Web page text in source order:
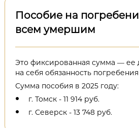
Пособие на
всем умершим
Это фиксированная сумма — ее
на себя обязанность
Сумма пособия в 2025 году:
г. Томск - 11 914 руб.
г. Северск - 13 748 руб.